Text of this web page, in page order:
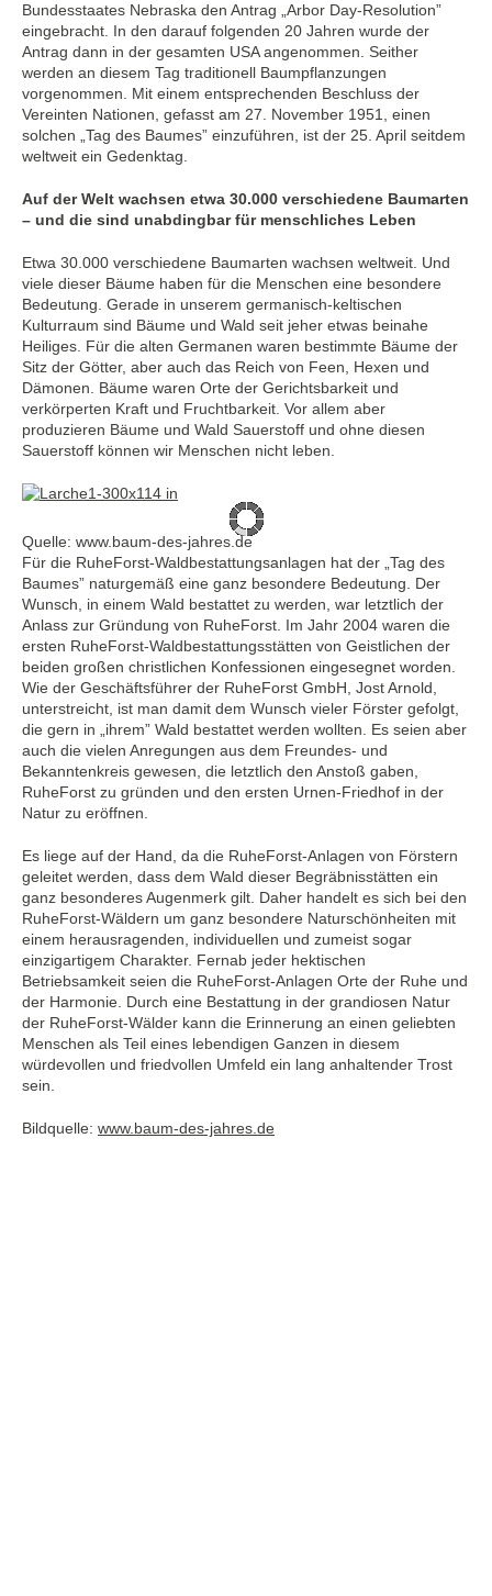
Bundesstaates Nebraska den Antrag „Arbor Day-Resolution”
eingebracht. In den darauf folgenden 20 Jahren wurde der
Antrag dann in der gesamten USA angenommen. Seither
werden an diesem Tag traditionell Baumpflanzungen
vorgenommen. Mit einem entsprechenden Beschluss der
Vereinten Nationen, gefasst am 27. November 1951, einen
solchen „Tag des Baumes” einzuführen, ist der 25. April seitdem
weltweit ein Gedenktag.
Auf der Welt wachsen etwa 30.000 verschiedene Baumarten
– und die sind unabdingbar für menschliches Leben
Etwa 30.000 verschiedene Baumarten wachsen weltweit. Und
viele dieser Bäume haben für die Menschen eine besondere
Bedeutung. Gerade in unserem germanisch-keltischen
Kulturraum sind Bäume und Wald seit jeher etwas beinahe
Heiliges. Für die alten Germanen waren bestimmte Bäume der
Sitz der Götter, aber auch das Reich von Feen, Hexen und
Dämonen. Bäume waren Orte der Gerichtsbarkeit und
verkörperten Kraft und Fruchtbarkeit. Vor allem aber
produzieren Bäume und Wald Sauerstoff und ohne diesen
Sauerstoff können wir Menschen nicht leben.
Quelle: www.baum-des-jahres.de
Für die RuheForst-Waldbestattungsanlagen hat der „Tag des
Baumes” naturgemäß eine ganz besondere Bedeutung. Der
Wunsch, in einem Wald bestattet zu werden, war letztlich der
Anlass zur Gründung von RuheForst. Im Jahr 2004 waren die
ersten RuheForst-Waldbestattungsstätten von Geistlichen der
beiden großen christlichen Konfessionen eingesegnet worden.
Wie der Geschäftsführer der RuheForst GmbH, Jost Arnold,
unterstreicht, ist man damit dem Wunsch vieler Förster gefolgt,
die gern in „ihrem” Wald bestattet werden wollten. Es seien aber
auch die vielen Anregungen aus dem Freundes- und
Bekanntenkreis gewesen, die letztlich den Anstoß gaben,
RuheForst zu gründen und den ersten Urnen-Friedhof in der
Natur zu eröffnen.
Es liege auf der Hand, da die RuheForst-Anlagen von Förstern
geleitet werden, dass dem Wald dieser Begräbnisstätten ein
ganz besonderes Augenmerk gilt. Daher handelt es sich bei den
RuheForst-Wäldern um ganz besondere Naturschönheiten mit
einem herausragenden, individuellen und zumeist sogar
einzigartigem Charakter. Fernab jeder hektischen
Betriebsamkeit seien die RuheForst-Anlagen Orte der Ruhe und
der Harmonie. Durch eine Bestattung in der grandiosen Natur
der RuheForst-Wälder kann die Erinnerung an einen geliebten
Menschen als Teil eines lebendigen Ganzen in diesem
würdevollen und friedvollen Umfeld ein lang anhaltender Trost
sein.
Bildquelle: www.baum-des-jahres.de